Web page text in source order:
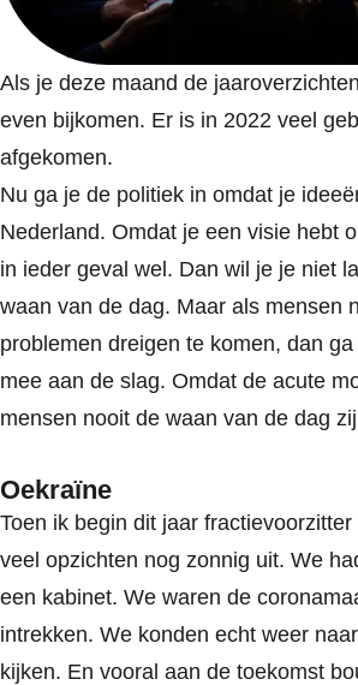
Als je deze maand de
even bijkomen. Er is in 2022 veel
afgekomen.
Nu ga je de politiek in omdat je
Nederland. Omdat je een visie hebt
in ieder geval wel. Dan wil je je niet
waan van de dag. Maar als mensen
problemen dreigen te komen, dan
mee aan de slag. Omdat de acute
mensen nooit de waan van de dag
Oekraïne
Toen ik begin dit jaar
veel opzichten nog zonnig uit. We
een kabinet. We waren de
intrekken. We konden echt weer
kijken. En vooral aan de toekomst